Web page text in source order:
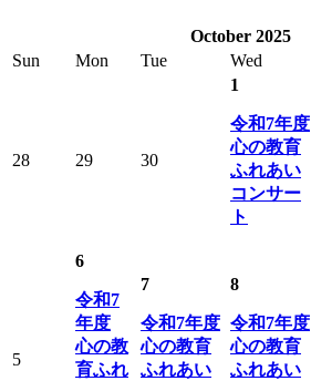
October 2025
Sun
Mon Tue Wed
28 29 30
1
令和7年度
心の教育
ふれあい
コンサー
ト
5
6
令和7
年度
心の教
育ふれ
7
令和7年度
心の教育
ふれあい
8
令和7年度
心の教育
ふれあい